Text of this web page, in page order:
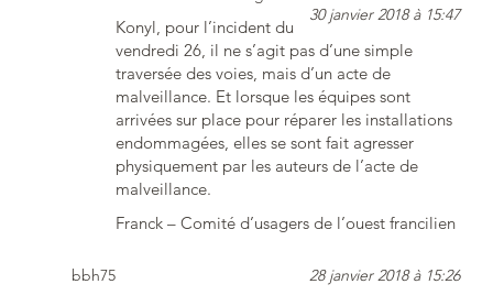
30 janvier 2018 à 15:47
Konyl, pour l’incident du
vendredi 26, il ne s’agit pas d’une simple
traversée des voies, mais d’un acte de
malveillance. Et lorsque les équipes sont
arrivées sur place pour réparer les installations
endommagées, elles se sont fait agresser
physiquement par les auteurs de l’acte de
malveillance.
Franck – Comité d’usagers de l’ouest francilien
bbh75 28 janvier 2018 à 15:26